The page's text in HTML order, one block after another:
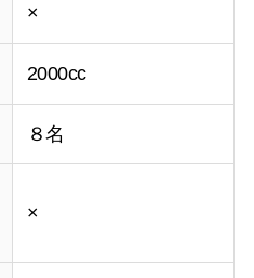
×
2000cc
８名
×